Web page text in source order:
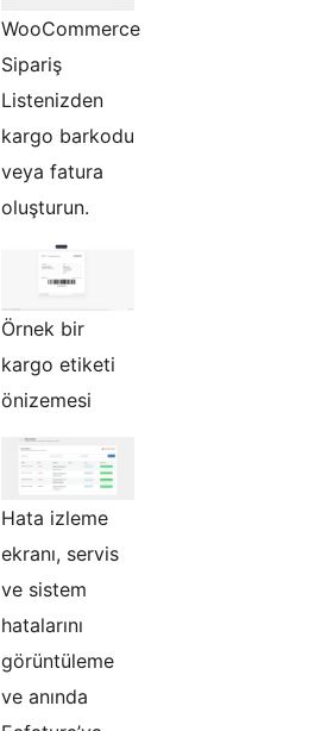
WooCommerce
Sipariş
Listenizden
kargo barkodu
veya fatura
oluşturun.
Örnek bir
kargo etiketi
önizemesi
Hata izleme
ekranı, servis
ve sistem
hatalarını
görüntüleme
ve anında